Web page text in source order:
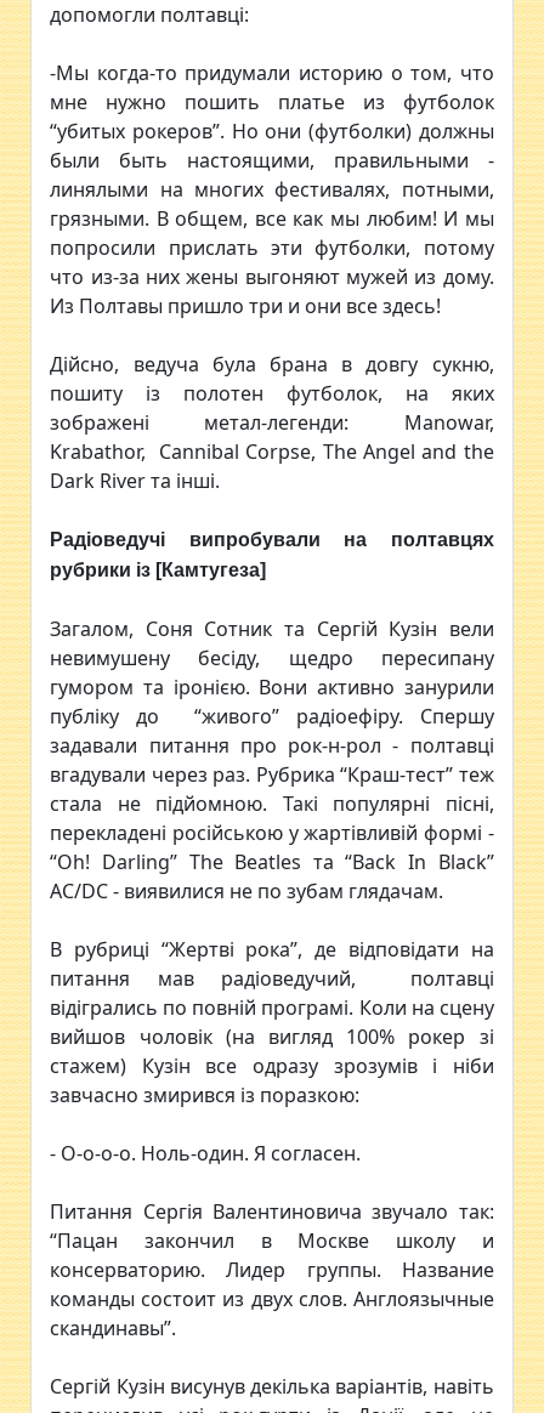
допомогли полтавці:
-Мы когда-то придумали историю о том, что
мне нужно пошить платье из футболок
“убитых рокеров”. Но они (футболки) должны
были быть настоящими, правильными -
линялыми на многих фестивалях, потными,
грязными. В общем, все как мы любим! И мы
попросили прислать эти футболки, потому
что из-за них жены выгоняют мужей из дому.
Из Полтавы пришло три и они все здесь!
Дійсно, ведуча була брана в довгу сукню,
пошиту із полотен футболок, на яких
зображені метал-легенди: Manowar,
Krabathor, Cannibal Corpse, The Angel and the
Dark River та інші.
Радіоведучі випробували на полтавцях
рубрики із [Камтугеза]
Загалом, Соня Сотник та Сергій Кузін вели
невимушену бесіду, щедро пересипану
гумором та іронією. Вони активно занурили
публіку до “живого” радіоефіру. Спершу
задавали питання про рок-н-рол - полтавці
вгадували через раз. Рубрика “Краш-тест” теж
стала не підйомною. Такі популярні пісні,
перекладені російською у жартівливій формі -
“Oh! Darling” The Beatles та “Back In Black”
AC/DC - виявилися не по зубам глядачам.
В рубриці “Жертві рока”, де відповідати на
питання мав радіоведучий, полтавці
відігрались по повній програмі. Коли на сцену
вийшов чоловік (на вигляд 100% рокер зі
стажем) Кузін все одразу зрозумів і ніби
завчасно змирився із поразкою:
- О-о-о-о. Ноль-один. Я согласен.
Питання Сергія Валентиновича звучало так:
“Пацан закончил в Москве школу и
консерваторию. Лидер группы. Название
команды состоит из двух слов. Англоязычные
скандинавы”.
Сергій Кузін висунув декілька варіантів, навіть